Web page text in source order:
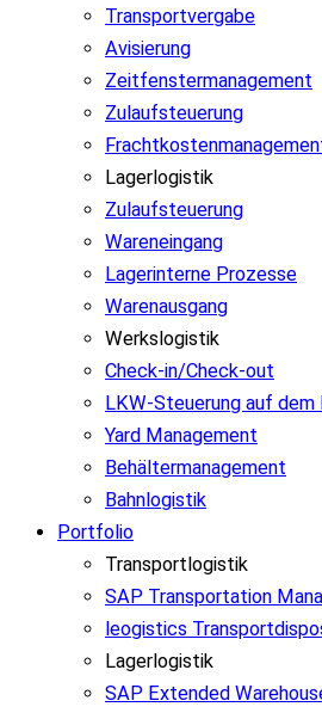
Transportvergabe
Avisierung
Zeitfenstermanagement
Zulaufsteuerung
Lagerlogistik
Zulaufsteuerung
Wareneingang
Lagerinterne Prozesse
Warenausgang
Werkslogistik
Check-in/Check-out
LKW-Steuerung auf dem
Yard Management
Behältermanagement
Bahnlogistik
Portfolio
Transportlogistik
SAP Transportation
leogistics
Lagerlogistik
SAP Extended